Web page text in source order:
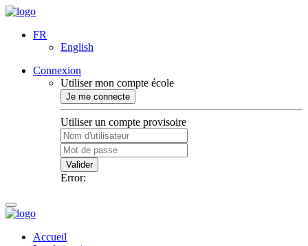
FR
English
Connexion
Utiliser mon compte école
Je me connecte
Utiliser un compte provisoire
Valider
Error:
Accueil